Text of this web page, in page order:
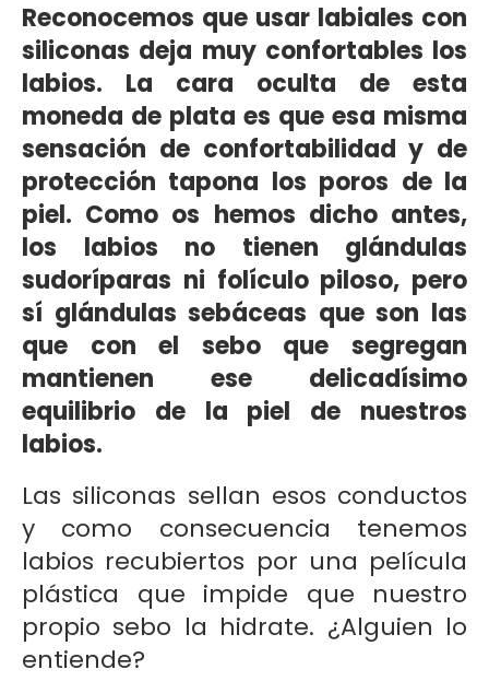
Reconocemos que usar labiales con
siliconas deja muy confortables los
labios. La cara oculta de esta
moneda de plata es que esa misma
sensación de confortabilidad y de
protección tapona los poros de la
piel. Como os hemos dicho antes,
los labios no tienen glándulas
sudoríparas ni folículo piloso, pero
sí glándulas sebáceas que son las
que con el sebo que segregan
mantienen ese delicadísimo
equilibrio de la piel de nuestros
labios.
Las siliconas sellan esos conductos
y como consecuencia tenemos
labios recubiertos por una película
plástica que impide que nuestro
propio sebo la hidrate. ¿Alguien lo
entiende?